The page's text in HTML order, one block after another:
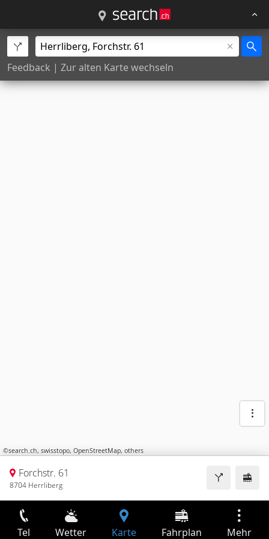
Feedback | Zur alten Karte wechseln
©search.ch, swisstopo, OpenStreetMap, others
Forchstr. 61
8704 Herrliberg
Tel Wetter Karte Fahrplan Mehr